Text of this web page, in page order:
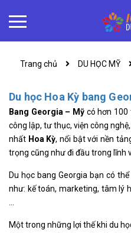
Trang chủ DU HỌC MỸ
Du học Hoa Kỳ bang
Bang Georgia – Mỹ có hơn 100
công lập, tư thục, viện công
nhất Hoa Kỳ, nổi bật với nền
trọng cũng như đi đầu trong lĩnh
Du học bang Georgia bạn có
như: kế toán, marketing, tâm lý
Một trong những lợi thế khi du